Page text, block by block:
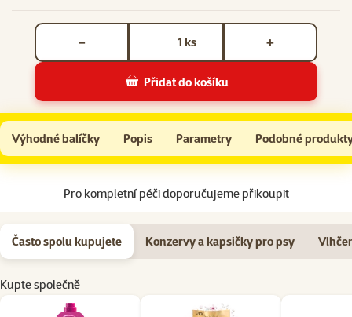
ks
− +
Přidat do košíku
Čistič Inodorina Oceán 1l
Do košíku
Výhodné balíčky Popis Parametry Podobné
Na začátek stránky
Pro kompletní péči doporučujeme přikoupit
Často spolu kupujete Konzervy a kapsičky pro psy
Kupte společně